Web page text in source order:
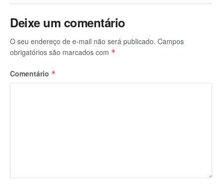
Deixe um comentário
O seu endereço de e-mail não será publicado. Campos
obrigatórios são marcados com *
Comentário *